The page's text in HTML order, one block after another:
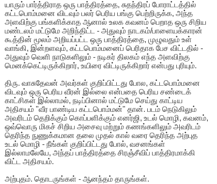
யாரும் பார்த்திராத ஒரு பாத்திரத்தை, சுதந்திரப் போராட்டத்தில்
கட்டபொம்மனை விடவும் பலர் பெரிய பங்கு பெற்றிருக்க, அந்த
அளவிற்கு பங்களிக்காத ஆனால் உலக கவனம் பெறாத ஒரு சிறிய
மண்டலம் மட்டுமே அறிந்திட்ட - அதுவும் நாடகம்/பாளையக்காரன்
கூத்தின் மூலம் அறியப்பட்ட ஒரு பாத்திரத்தை, முழுவதும் உள்
வாங்கி, இன்றளவும், கட்டபொம்மனைப் பெரிதாக பேச விட்டதில் -
அதுவும் வெளி நாடுகளிலும் - நடிகர் திலகம் எந்த அளவிற்கு
மெனக்கெட்டிருக்கிறார், உயிரை விட்டிருக்கிறார் என்பது புரியும்.
திரு. வாசுதேவன் அவர்கள் குறிப்பிட்டது போல, கட்டபொம்மனை
விடவும் ஒரு பெரிய வீரன் இல்லை என்பதை பெரிய சண்டைக்
காட்சிகள் இல்லாமல், நடிப்பினால் மட்டுமே செய்து காட்டிய
அதிசயம் "வீர பாண்டிய கட்டபொம்மன்" தான். படம் நெடுகிலும்
அவரிடம் தெறிக்கும் கொப்பளிக்கும் எனர்ஜி, உடல் மொழி, கவனம்,
ஒவ்வொரு மிகச் சிறிய அசைவு மற்றும் கணங்களிலும் அவரிடம்
தெரிந்த நுணுக்கமான தலை முதல் கால் வரை தெரிந்த அற்புத
உடல் மொழி - நீங்கள் குறிப்பிட்டது போல், வசனங்கள்
இல்லாமலேயே, அந்தப் பாத்திரத்தை சிரஞ்சீவிப் பாத்திரமாக்கி
விட்ட அதிசயம்.
அற்புதம். தொடருங்கள் - ஆனந்தம் தாருங்கள்.